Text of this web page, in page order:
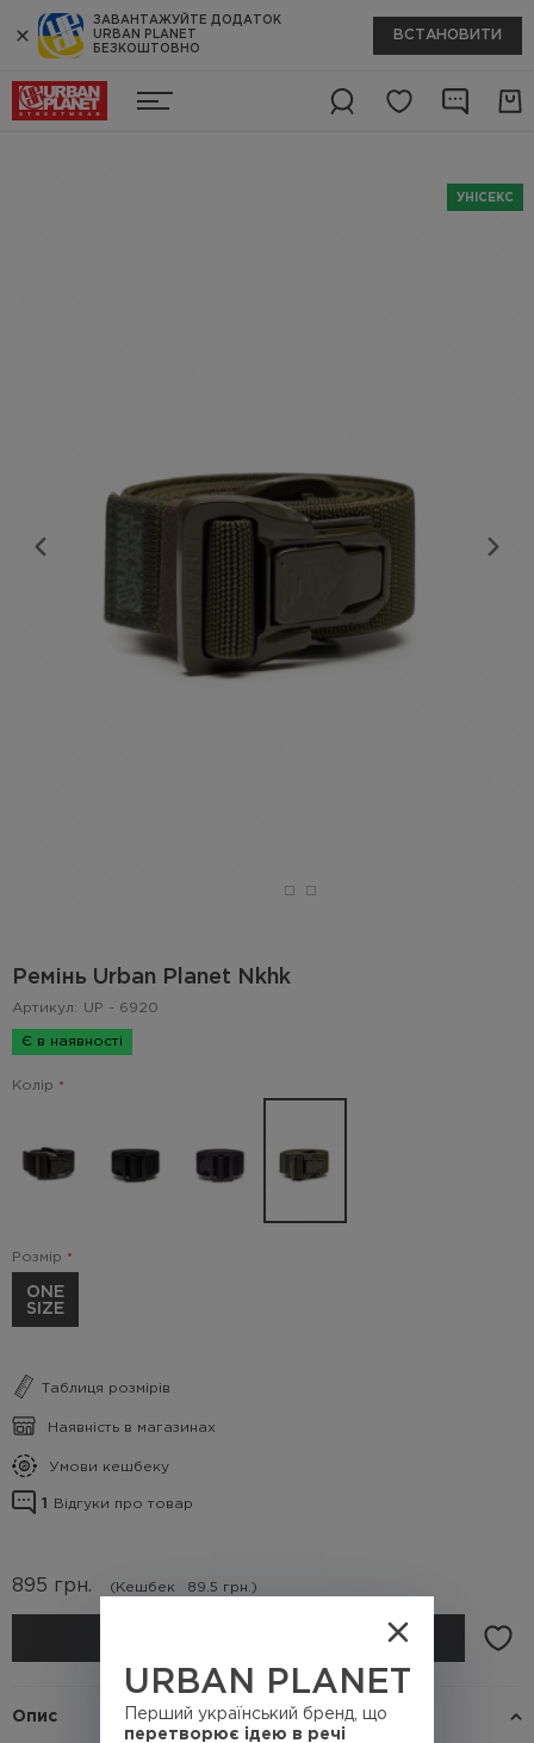
ЗАВАНТАЖУЙТЕ ДОДАТОК
URBAN PLANET
БЕЗКОШТОВНО
ВСТАНОВИТИ
URBAN PLANET
Перший український бренд, що
перетворює ідею в речі
УНІСЕКС
Ремінь Urban Planet Nkhk
Артикул: UP - 6920
Є в наявності
Колір
Розмір
ONE
SIZE
Таблиця розмірів
Наявність в магазинах
Умови кешбеку
1 Відгуки про товар
895 грн. (Кешбек 89.5 грн.)
Опис